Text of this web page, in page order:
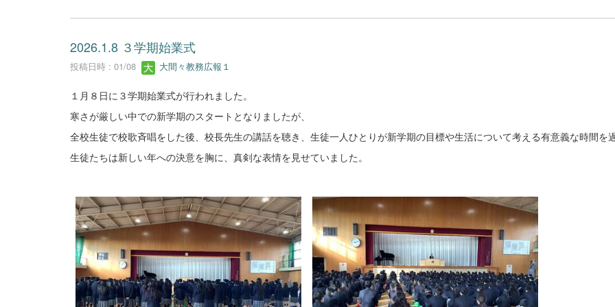
2026.1.8 ３学期始業式
投稿日時 : 01/08 大間々教務広報１
１月８日に３学期始業式が行われました。
寒さが厳しい中での新学期のスタートとなりましたが、
全校生徒で校歌斉唱をした後、校長先生の講話を聴き、生徒一人ひとりが新学期の目標や生活について考える有意義な時間を
生徒たちは新しい年への決意を胸に、真剣な表情を見せていました。